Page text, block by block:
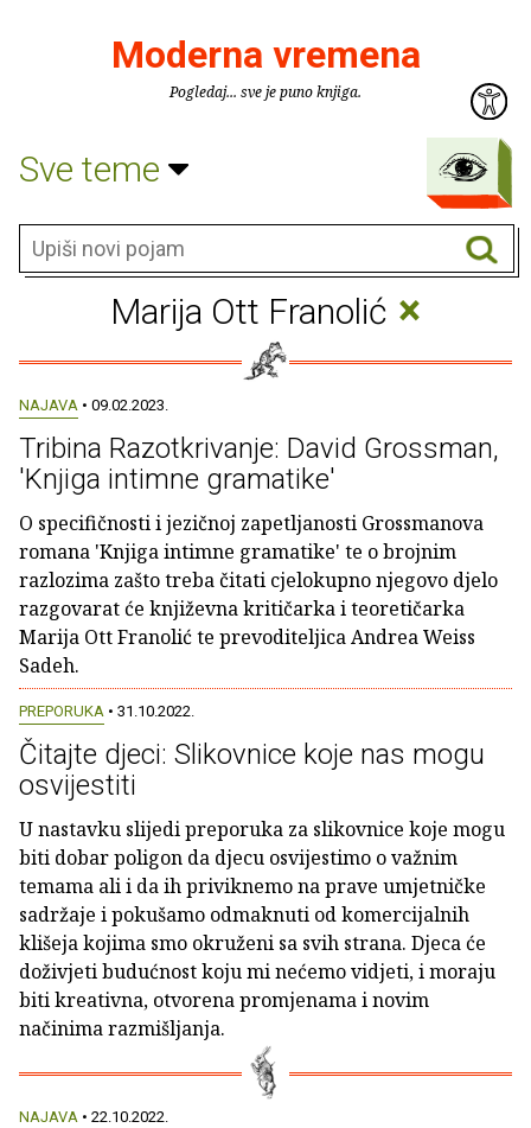
Moderna vremena
Pogledaj... sve je puno knjiga.
Sve teme
Marija Ott Franolić ×
NAJAVA • 09.02.2023.
Tribina Razotkrivanje: David Grossman,
'Knjiga intimne gramatike'
O specifičnosti i jezičnoj zapetljanosti Grossmanova
romana 'Knjiga intimne gramatike' te o brojnim
razlozima zašto treba čitati cjelokupno njegovo djelo
razgovarat će književna kritičarka i teoretičarka
Marija Ott Franolić te prevoditeljica Andrea Weiss
Sadeh.
PREPORUKA • 31.10.2022.
Čitajte djeci: Slikovnice koje nas mogu
osvijestiti
U nastavku slijedi preporuka za slikovnice koje mogu
biti dobar poligon da djecu osvijestimo o važnim
temama ali i da ih priviknemo na prave umjetničke
sadržaje i pokušamo odmaknuti od komercijalnih
klišeja kojima smo okruženi sa svih strana. Djeca će
doživjeti budućnost koju mi nećemo vidjeti, i moraju
biti kreativna, otvorena promjenama i novim
načinima razmišljanja.
NAJAVA • 22.10.2022.